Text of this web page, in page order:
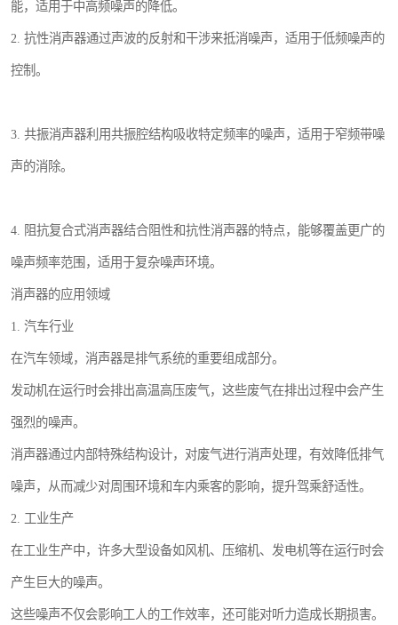
能，适用于中高频噪声的降低。
2. 抗性消声器通过声波的反射和干涉来抵消噪声，适用于低频噪声的
控制。
3. 共振消声器利用共振腔结构吸收特定频率的噪声，适用于窄频带噪
声的消除。
4. 阻抗复合式消声器结合阻性和抗性消声器的特点，能够覆盖更广的
噪声频率范围，适用于复杂噪声环境。
消声器的应用领域
1. 汽车行业
在汽车领域，消声器是排气系统的重要组成部分。
发动机在运行时会排出高温高压废气，这些废气在排出过程中会产生
强烈的噪声。
消声器通过内部特殊结构设计，对废气进行消声处理，有效降低排气
噪声，从而减少对周围环境和车内乘客的影响，提升驾乘舒适性。
2. 工业生产
在工业生产中，许多大型设备如风机、压缩机、发电机等在运行时会
产生巨大的噪声。
这些噪声不仅会影响工人的工作效率，还可能对听力造成长期损害。